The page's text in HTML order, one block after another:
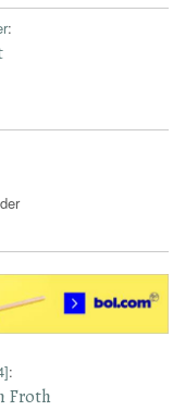
:
:
Froth